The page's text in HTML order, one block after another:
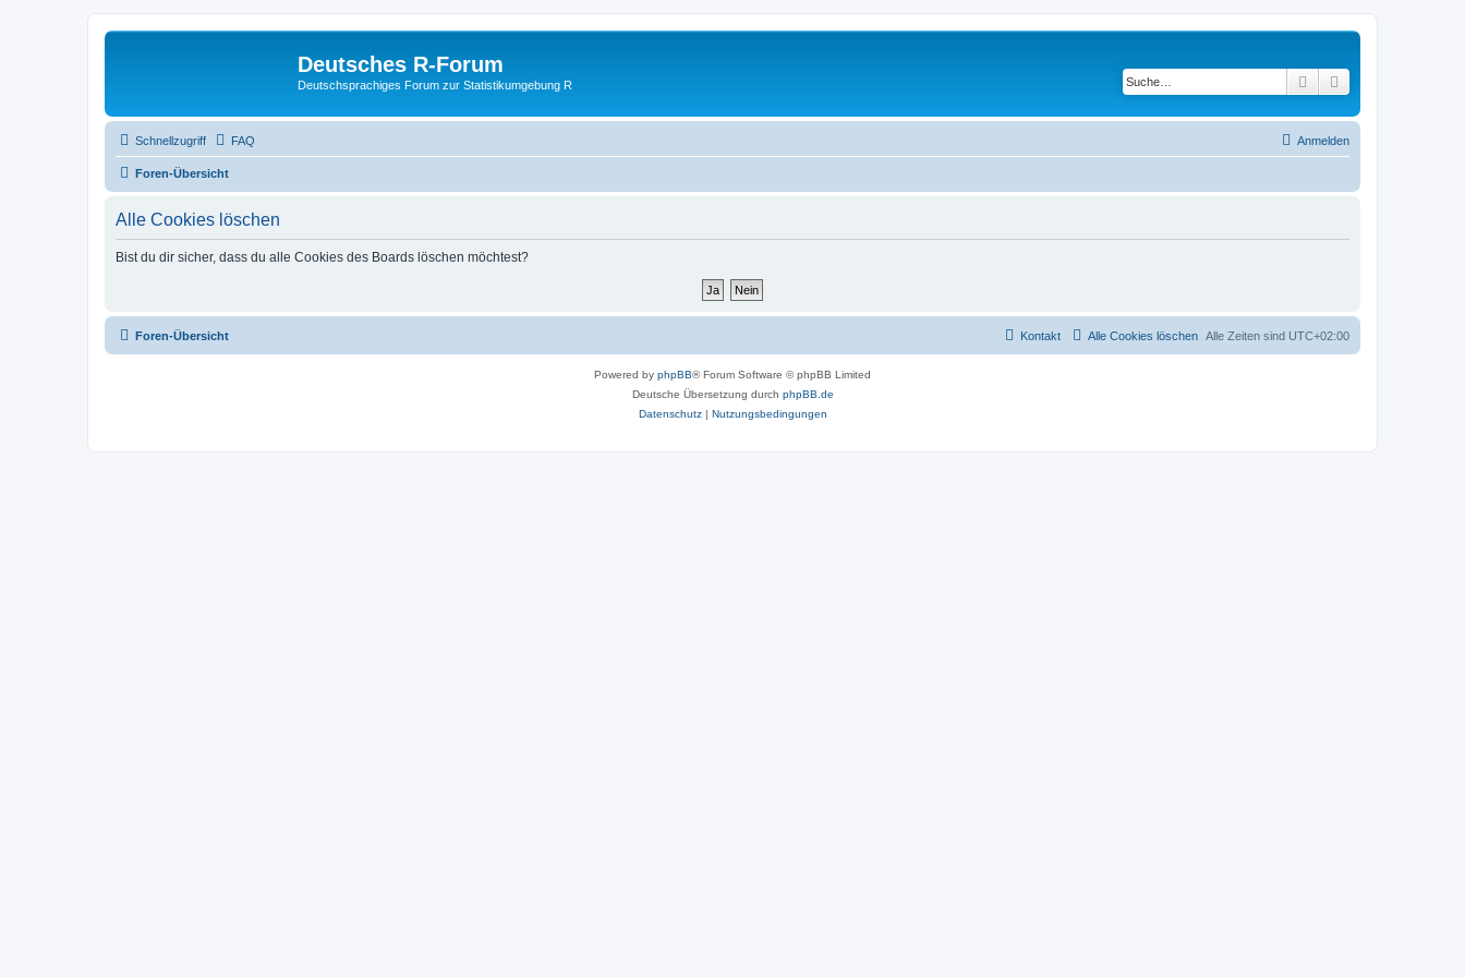
Deutsches R-Forum
Deutschsprachiges Forum zur Statistikumgebung R Suche
Schnellzugriff FAQ Anmelden
Foren-Übersicht
Alle Cookies löschen
Bist du dir sicher, dass du alle Cookies des Boards löschen möchtest?
Foren-Übersicht Alle Zeiten sind UTC+02:00
Alle Cookies löschen
Kontakt
Powered by phpBB® Forum Software © phpBB Limited
Deutsche Übersetzung durch phpBB.de
Datenschutz| Nutzungsbedingungen